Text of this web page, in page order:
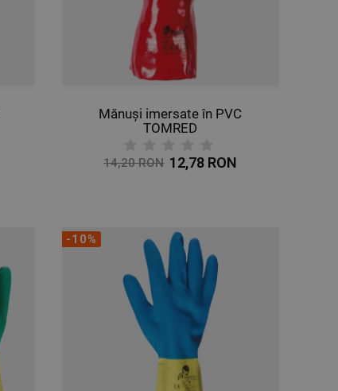
Mănuși imersate în PVC
TOMRED
14,20 RON 12,78 RON
-10%